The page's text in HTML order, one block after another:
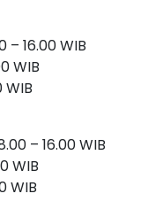
– 16.00 WIB
WIB
WIB
– 16.00 WIB
WIB
WIB